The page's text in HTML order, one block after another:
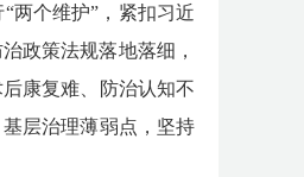
“两个维护”，紧扣习近
政策法规落地落细，
康复难、防治认知不
层治理薄弱点，坚持